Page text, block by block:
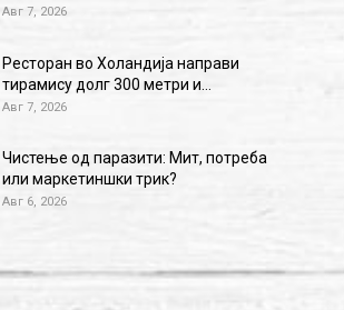
Авг 7, 2026
Ресторан во Холандија направи
тирамису долг 300 метри и…
Авг 7, 2026
Чистење од паразити: Мит, потреба
или маркетиншки трик?
Авг 6, 2026